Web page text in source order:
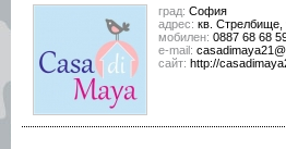
град: София
адрес: кв. Стрелбище,
мобилен: 0887 68 68
е-mail:
сайт: http://